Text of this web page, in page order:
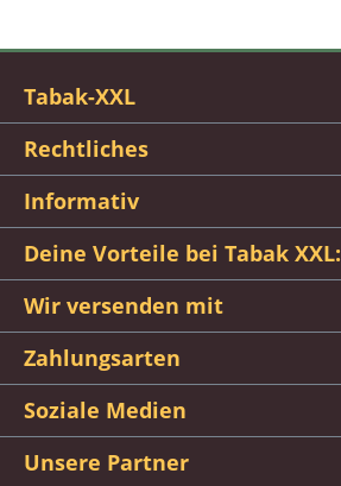
Tabak-XXL
Rechtliches
Informativ
Deine Vorteile bei Tabak XXL:
Wir versenden mit
Zahlungsarten
Soziale Medien
Unsere Partner